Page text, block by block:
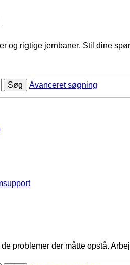
og rigtige jernbaner. Stil dine
Søg Avanceret søgning
problemer der måtte opstå.